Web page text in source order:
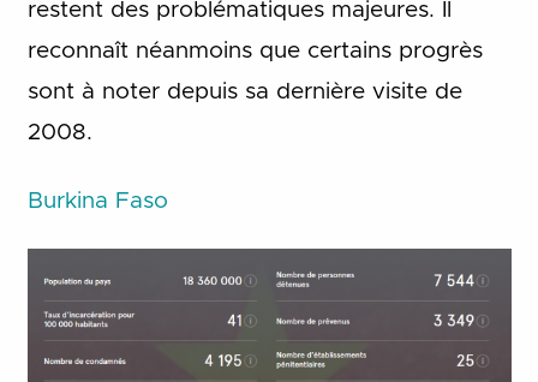
restent des problématiques majeures. Il
reconnaît néanmoins que certains progrès
sont à noter depuis sa dernière visite de
2008.
Burkina Faso